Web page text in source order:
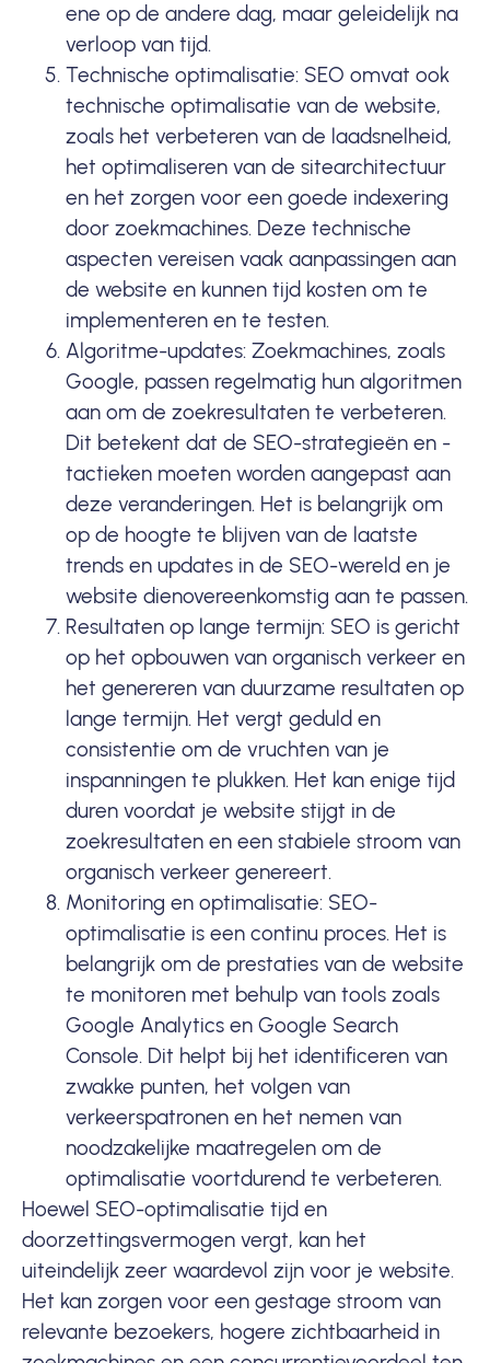
ene op de andere dag, maar geleidelijk na
verloop van tijd.
Technische optimalisatie: SEO omvat ook
technische optimalisatie van de website,
zoals het verbeteren van de laadsnelheid,
het optimaliseren van de sitearchitectuur
en het zorgen voor een goede indexering
door zoekmachines. Deze technische
aspecten vereisen vaak aanpassingen aan
de website en kunnen tijd kosten om te
implementeren en te testen.
Algoritme-updates: Zoekmachines, zoals
Google, passen regelmatig hun algoritmen
aan om de zoekresultaten te verbeteren.
Dit betekent dat de SEO-strategieën en -
tactieken moeten worden aangepast aan
deze veranderingen. Het is belangrijk om
op de hoogte te blijven van de laatste
trends en updates in de SEO-wereld en je
website dienovereenkomstig aan te passen.
Resultaten op lange termijn: SEO is gericht
op het opbouwen van organisch verkeer en
het genereren van duurzame resultaten op
lange termijn. Het vergt geduld en
consistentie om de vruchten van je
inspanningen te plukken. Het kan enige tijd
duren voordat je website stijgt in de
zoekresultaten en een stabiele stroom van
organisch verkeer genereert.
Monitoring en optimalisatie: SEO-
optimalisatie is een continu proces. Het is
belangrijk om de prestaties van de website
te monitoren met behulp van tools zoals
Google Analytics en Google Search
Console. Dit helpt bij het identificeren van
zwakke punten, het volgen van
verkeerspatronen en het nemen van
noodzakelijke maatregelen om de
optimalisatie voortdurend te verbeteren.
Hoewel SEO-optimalisatie tijd en
doorzettingsvermogen vergt, kan het
uiteindelijk zeer waardevol zijn voor je website.
Het kan zorgen voor een gestage stroom van
relevante bezoekers, hogere zichtbaarheid in